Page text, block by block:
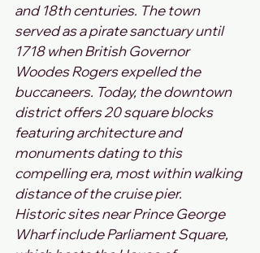
and 18th centuries. The town
served as a pirate sanctuary until
1718 when British Governor
Woodes Rogers expelled the
buccaneers. Today, the downtown
district offers 20 square blocks
featuring architecture and
monuments dating to this
compelling era, most within walking
distance of the cruise pier.
Historic sites near Prince George
Wharf include Parliament Square,